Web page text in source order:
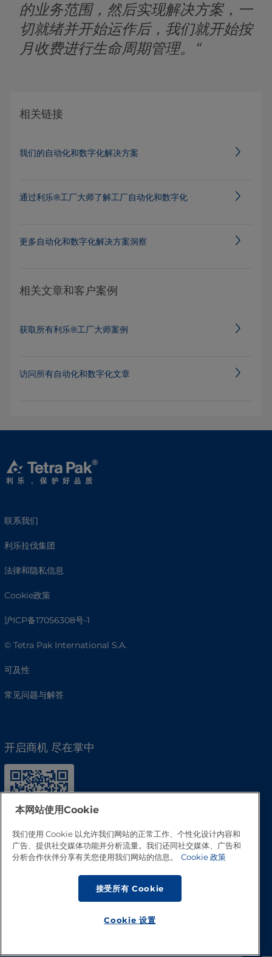
的业务范围，然后实现解决方案，一
切就绪并开始运作后，我们就开始按
月收费进行生命周期管理。“
相关链接
我们的自动化和数字化解决方案
通过利乐®工厂大师了解工厂自动化和数字化
更多自动化和数字化解决方案洞察
相关文章和客户案例
获取所有利乐®工厂大师案例
访问所有自动化和数字化文章
联系我们
利乐拉伐集团
法律和隐私信息
Cookie政策
沪ICP备17056308号-1
© Tetra Pak International S.A.
可及性
常见问题与解答
开启商机 尽在掌中
本网站使用Cookie
我们使用 Cookie 以允许我们网站的正常工作、个性化设计内容和
广告、提供社交媒体功能并分析流量。我们还同社交媒体、广告和
分析合作伙伴分享有关您使用我们网站的信息。
Cookie 政策
接受所有 Cookie
Cookie 设置